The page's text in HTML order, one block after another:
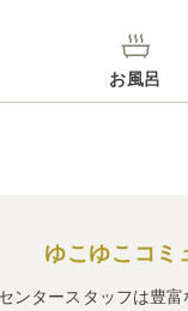
お風呂
ゆこゆこコミ
ンタースタッフは豊